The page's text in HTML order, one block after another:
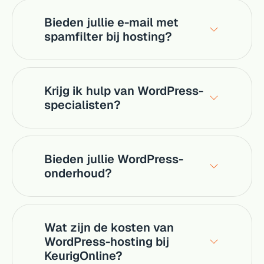
Bieden jullie e-mail met
spamfilter bij hosting?
Krijg ik hulp van WordPress-
specialisten?
Bieden jullie WordPress-
onderhoud?
Wat zijn de kosten van
WordPress-hosting bij
KeurigOnline?